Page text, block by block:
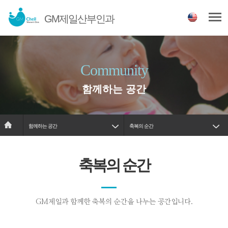
GM제일산부인과
Community
함께하는 공간
함께하는 공간 축복의 순간
축복의 순간
GM제일과 함께한 축복의 순간을 나누는 공간입니다.